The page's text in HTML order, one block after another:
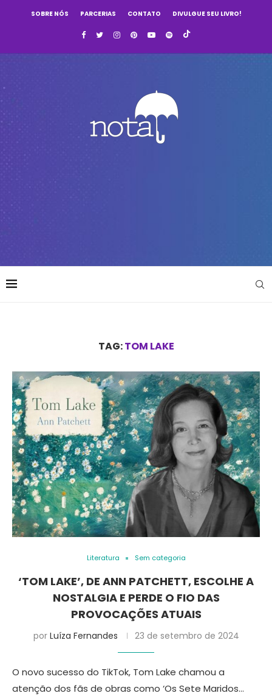
SOBRE NÓS PARCERIAS CONTATO DIVULGUE SEU LIVRO!
TAG:TOM LAKE
Literatura Sem categoria
‘TOM LAKE’, DE ANN PATCHETT, ESCOLHE A
NOSTALGIA E PERDE O FIO DAS
PROVOCAÇÕES ATUAIS
por Luíza Fernandes 23 de setembro de 2024
O novo sucesso do TikTok, Tom Lake chamou a
atenção dos fãs de obras como ‘Os Sete Maridos…